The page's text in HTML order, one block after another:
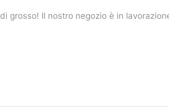
grosso! Il nostro negozio è in